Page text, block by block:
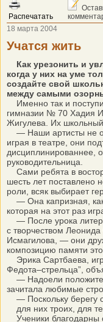
Распечатать
18 марта 2004
Учатся жить
Как урезонить и
когда у них на уме
создайте свой
между самыми
Именно так и
гимназии № 70 Хадия
Жигулева. Их школьный
— Наши артисты не
играя в театре, они
дисциплинированнее,
руководительница.
Сами ребята в
шесть лет поставлено
роли, всяк выбирает
— Она капризная,
которая на этот раз
— После урока
с творчеством
Исмагилова, — они
композицию памяти
Эрика Сартбаева,
Федота–стрельца”,
— Надоели
зачитала любимые
— Поскольку берегу
для них троих, для
Ученики благодарны